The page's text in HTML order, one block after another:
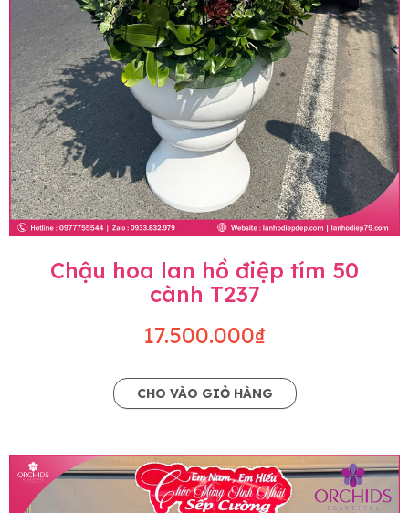
Chậu hoa lan hồ điệp tím 50
cành T237
17.500.000₫
CHO VÀO GIỎ HÀNG